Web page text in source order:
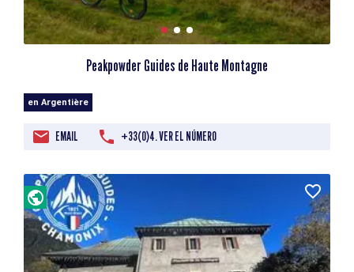
Peakpowder Guides de Haute Montagne
en Argentière
EMAIL +33(0)4. VER EL NÚMERO